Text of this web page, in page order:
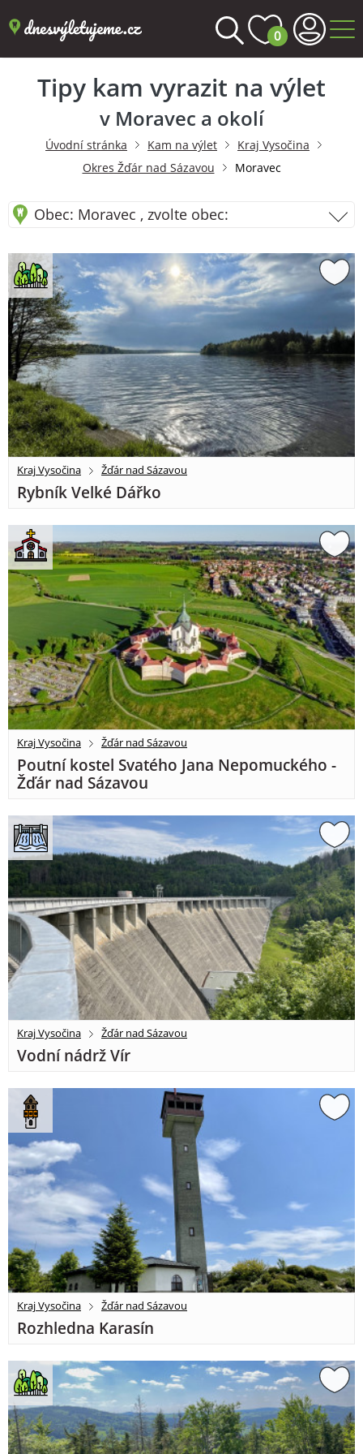
0
Tipy kam vyrazit na výlet
v Moravec a okolí
Úvodní stránka Kam na výlet
Kraj Vysočina
Okres Žďár nad Sázavou
Moravec
Obec: Moravec , zvolte obec:
Kraj Vysočina Žďár nad Sázavou
Rybník Velké Dářko
Kraj Vysočina Žďár nad Sázavou
Poutní kostel Svatého Jana Nepomuckého -
Žďár nad Sázavou
Kraj Vysočina Žďár nad Sázavou
Vodní nádrž Vír
Kraj Vysočina Žďár nad Sázavou
Rozhledna Karasín